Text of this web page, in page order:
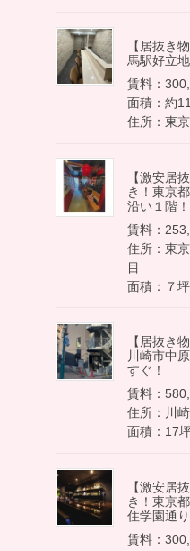
【居抜き
馬駅好立
賃料：
面積：約
住所：東
【激安居
き！東京
沿い１階！
賃料：
住所：東
目
面積：７
【居抜き
川崎市中
すぐ！
賃料：
住所：川
面積：17
【激安居
き！東京
住学園通り
賃料：